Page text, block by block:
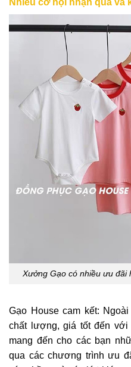
Nhiều cơ hội nhận quà và
Xưởng Gạo có nhiều ưu đãi
Gạo House cam kết:
chất lượng, giá tốt đến với
mang đến cho các bạn
qua các chương trình ưu